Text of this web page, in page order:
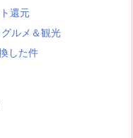
還元
ルメ＆観光
した件